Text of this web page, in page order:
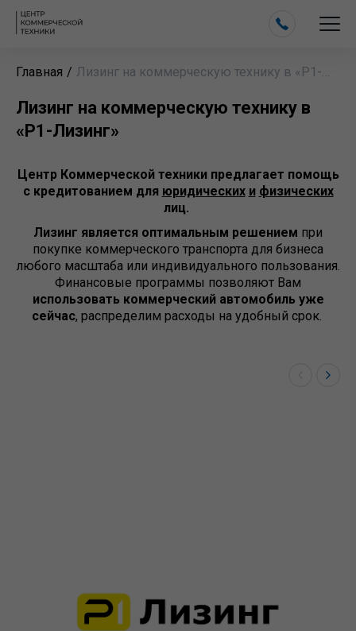
Главная / Лизинг на коммерческую технику в «‎Р1-
Лизинг на коммерческую технику в
«‎Р1-Лизинг»
Центр Коммерческой техники предлагает помощь
с кредитованием для юридических и физических
лиц.
Лизинг является оптимальным решением при
покупке коммерческого транспорта для бизнеса
любого масштаба или индивидуального пользования.
Финансовые программы позволяют Вам
использовать коммерческий автомобиль уже
сейчас, распределим расходы на удобный срок.